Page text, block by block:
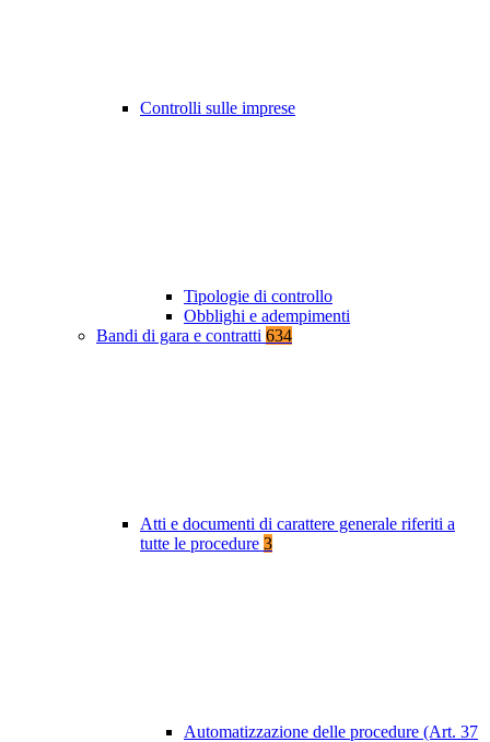
Controlli sulle imprese
Tipologie di controllo
Obblighi e adempimenti
Bandi di gara e contratti 634
Atti e documenti di carattere generale riferiti a
tutte le procedure 3
Automatizzazione delle procedure (Art. 37